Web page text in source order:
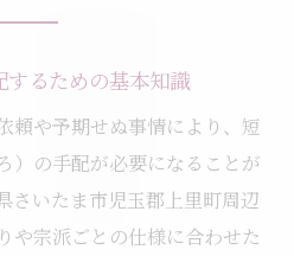
で求められる事前準備
袋制作依頼時の確認事項
伝達で気をつけたいこと
つながる情報共有方法
円滑にするコミュニケー
るための基本知識
頼や予期せぬ事情により、短
）の手配が必要になることが
さいたま市児玉郡上里町周辺
や宗派ごとの仕様に合わせた